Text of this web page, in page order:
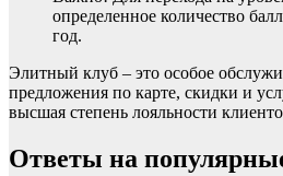
определенное количество
год.
Элитный клуб – это особое
предложения по карте, скидки и
высшая степень лояльности
Ответы на